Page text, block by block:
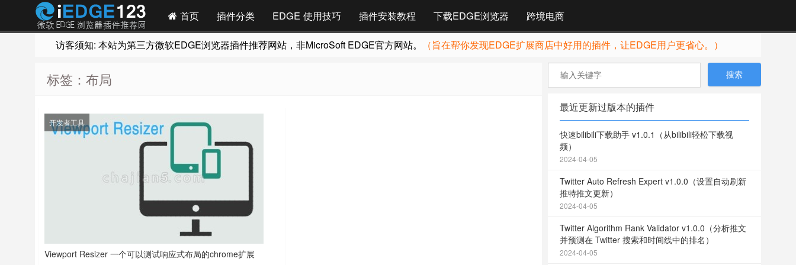
首页 插件分类 EDGE 使用技巧 插件安装教程 下载EDGE浏览器 跨境电商
访客须知: 本站为第三方微软EDGE浏览器插件推荐网站，非MicroSoft EDGE官方网站。 （旨在帮你发现EDGE扩展商店中好用的插件，让EDGE用户更省心。）
标签：布局
开发者工具
Viewport Resizer 一个可以测试响应式布局的chrome扩展
最近更新过版本的插件
快速bilibili下载助手 v1.0.1（从bilibili轻松下载视
频）
2024-04-05
Twitter Auto Refresh Expert v1.0.0（设置自动刷新
推特推文更新）
2024-04-05
Twitter Algorithm Rank Validator v1.0.0（分析推文
并预测在 Twitter 搜索和时间线中的排名）
2024-04-05